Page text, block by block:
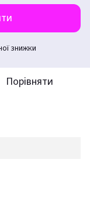
знижки
Порівняти